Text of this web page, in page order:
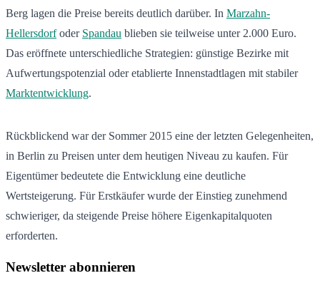
Berg lagen die Preise bereits deutlich darüber. In Marzahn-
Hellersdorfoder Spandau blieben sie teilweise unter 2.000 Euro.
Das eröffnete unterschiedliche Strategien: günstige Bezirke mit
Aufwertungspotenzial oder etablierte Innenstadtlagen mit stabiler
Marktentwicklung.
Rückblickend war der Sommer 2015 eine der letzten Gelegenheiten,
in Berlin zu Preisen unter dem heutigen Niveau zu kaufen. Für
Eigentümer bedeutete die Entwicklung eine deutliche
Wertsteigerung. Für Erstkäufer wurde der Einstieg zunehmend
schwieriger, da steigende Preise höhere Eigenkapitalquoten
erforderten.
Newsletter abonnieren